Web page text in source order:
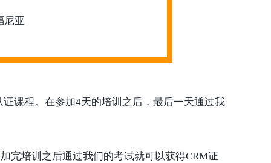
尼亚
课程。在参加4天的培训之后，最后一天通过我
完培训之后通过我们的考试就可以获得CRM证